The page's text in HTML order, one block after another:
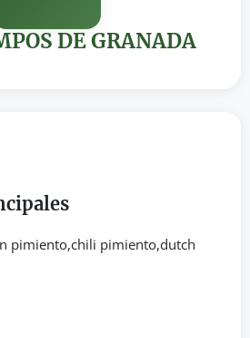
DE GRANADA
pimiento,chili pimiento,dutch